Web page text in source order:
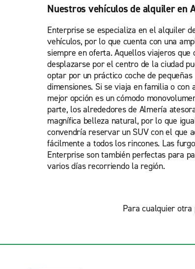
Nuestros vehículos de alquiler en
Enterprise se especializa en el alquiler
vehículos, por lo que cuenta con una
siempre en oferta. Aquellos viajeros que
desplazarse por el centro de la ciudad
optar por un práctico coche de pequeñas
dimensiones. Si se viaja en familia o con
mejor opción es un cómodo
parte, los alrededores de Almería
magnífica belleza natural, por lo que
convendría reservar un SUV con el que
fácilmente a todos los rincones. Las
Enterprise son también perfectas para
varios días recorriendo la región.
Para cualquier